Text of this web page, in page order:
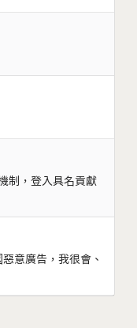
制，登入具名貢獻
意廣告，我很會、